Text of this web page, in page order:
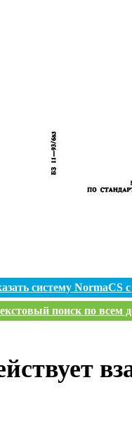
систему
поиск по всем